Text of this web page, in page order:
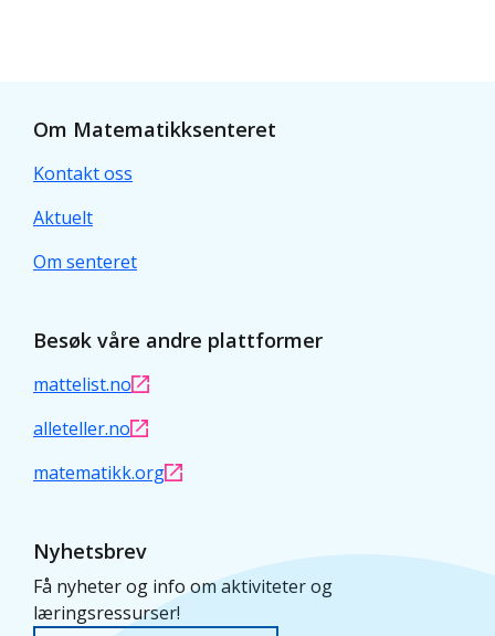
Om Matematikksenteret
Kontakt oss
Aktuelt
Om senteret
Besøk våre andre plattformer
mattelist.no
alleteller.no
matematikk.org
Nyhetsbrev
Få nyheter og info om aktiviteter og
læringsressurser!